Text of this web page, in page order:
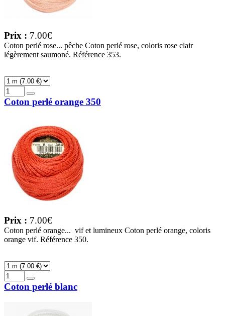
Prix : 7.00€
Coton perlé rose... pêche Coton perlé rose, coloris rose clair
légèrement saumoné. Référence 353.
Coton perlé orange 350
Prix : 7.00€
Coton perlé orange... vif et lumineux Coton perlé orange, coloris
orange vif. Référence 350.
Coton perlé blanc